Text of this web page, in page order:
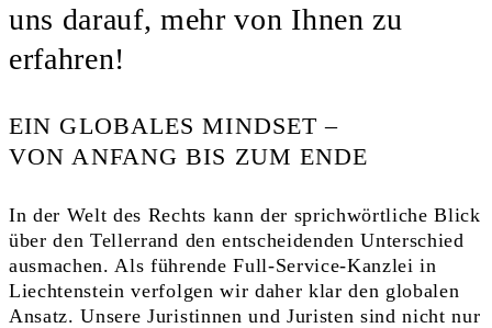
uns darauf, mehr von Ihnen zu
erfahren!
EIN GLOBALES MINDSET –
VON ANFANG BIS ZUM ENDE
In der Welt des Rechts kann der sprichwörtliche Blick
über den Tellerrand den entscheidenden Unterschied
ausmachen. Als führende Full-Service-Kanzlei in
Liechtenstein verfolgen wir daher klar den globalen
Ansatz. Unsere Juristinnen und Juristen sind nicht nur